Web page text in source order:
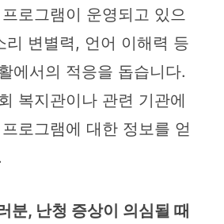
로그램이 운영되고 있으
리 변별력, 언어 이해력 등
에서의 적응을 돕습니다.
복지관이나 관련 기관에
로그램에 대한 정보를 얻
분, 난청 증상이 의심될 때